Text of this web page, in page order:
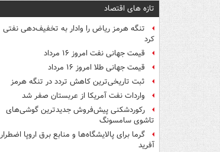
تازه های اقتصاد
تنگه هرمز ریاض را وادار به تخفیف‌دهی نفتی
کرد
قیمت جهانی نفت امروز ۱۶ مرداد
قیمت جهانی طلا امروز ۱۶ مرداد
ثبت تاریخی‌ترین کاهش تردد در تنگه هرمز
واردات نفت آمریکا از عربستان صفر شد
رکوردشکنی پیش‌فروش جدیدترین گوشی‌های
تاشوی سامسونگ
گرما برای پالایشگاه‌ها و منابع برق اروپا اضطرار
آفرید